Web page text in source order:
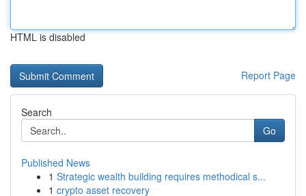
HTML is disabled
Report Page
Search
Go
Published News
1 Strategic wealth building requires methodical s...
1 crypto asset recovery